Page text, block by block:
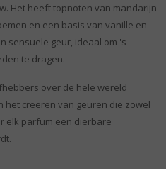
Het heeft topnoten van mandarijn
en een basis van vanille en
sensuele geur, ideaal om 's
te dragen.
over de hele wereld
het creëren van geuren die zowel
elk parfum een dierbare